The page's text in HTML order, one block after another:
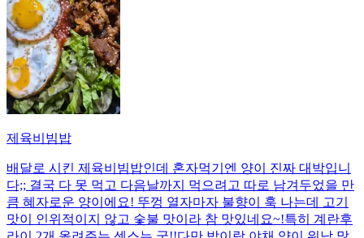
제육비빔밥
배달로 시킨 제육비빔밥인데 혼자먹기엔 양이 진짜 대박입니
다;; 결국 다 못 먹고 다음날까지 먹으려고 따로 남겨두었을 만
큼 혜자로운 양이에요! 뚜껑 열자마자 불향이 훅 나는데 고기
맛이 인위적이지 않고 숯불 맛이라 참 맛있네요~!특히 계란후